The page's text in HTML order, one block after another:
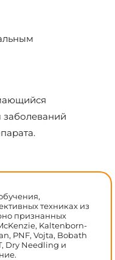
заболеваний
техниках из
признанных
Kaltenborn-
PNF, Vojta, Bobath
Dry Needling и